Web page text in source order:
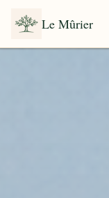
Le Mûrier